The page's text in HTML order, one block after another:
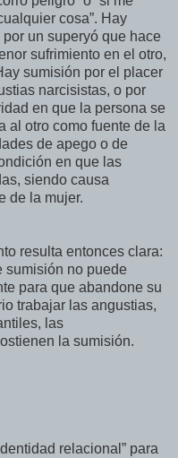
cosa”. Hay
un superyó que hace
sufrimiento en el otro,
sumisión por el placer
narcisistas, o por
en que la persona se
al otro como fuente de la
de apego o de
en que las
siendo causa
de la mujer.
resulta entonces clara:
sumisión no puede
para que abandone su
trabajar las angustias,
las
la sumisión.
relacional” para